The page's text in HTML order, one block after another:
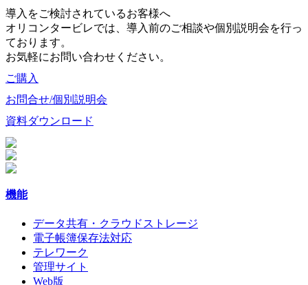
導入をご検討されているお客様へ
オリコンタービレでは、導入前のご相談や個別説明会を行っ
ております。
お気軽にお問い合わせください。
ご購入
お問合せ/個別説明会
資料ダウンロード
機能
データ共有・クラウドストレージ
電子帳簿保存法対応
テレワーク
管理サイト
Web版